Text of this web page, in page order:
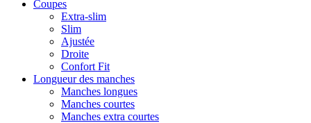
Coupes
Extra-slim
Slim
Ajustée
Droite
Confort Fit
Longueur des manches
Manches longues
Manches courtes
Manches extra courtes